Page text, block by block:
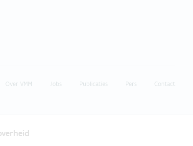
Over VMM Jobs Publicaties Pers Contact